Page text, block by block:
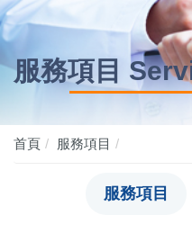
服務項目
首頁 服務項目
服務項目